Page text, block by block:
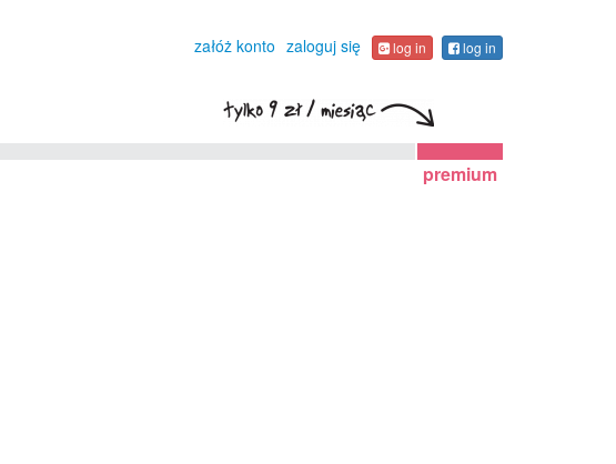
załóż konto zaloguj się log in log in
premium